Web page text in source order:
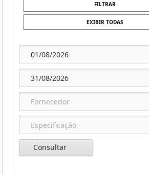
FILTRAR
EXIBIR TODAS
Consultar